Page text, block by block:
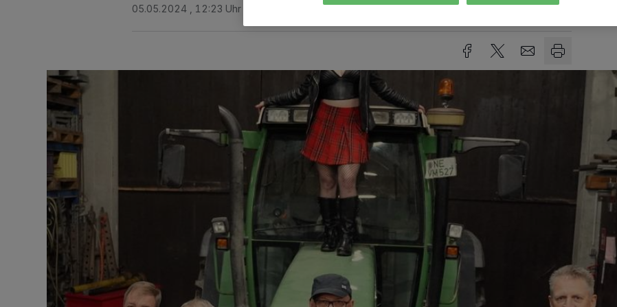
05.05.2024 , 12:23 Uhr Eine Minute Lesezeit